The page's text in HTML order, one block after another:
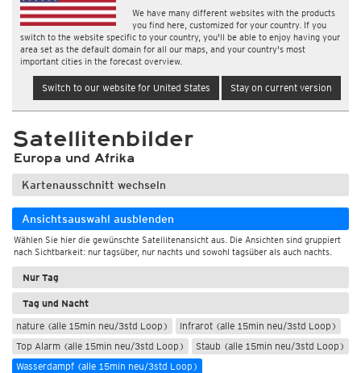
We have many different websites with the products
you find here, customized for your country. If you
switch to the website specific to your country, you'll be able to enjoy having your
area set as the default domain for all our maps, and your country's most
important cities in the forecast overview.
Switch to our website for United States Stay on current version
Satellitenbilder
Europa und Afrika
Kartenausschnitt wechseln
Ansichtsauswahl ausblenden
Wählen Sie hier die gewünschte Satellitenansicht aus. Die Ansichten sind gruppiert
nach Sichtbarkeit: nur tagsüber, nur nachts und sowohl tagsüber als auch nachts.
Nur Tag
Tag und Nacht
nature (alle 15min neu/3std Loop)
Infrarot (alle 15min neu/3std Loop)
Top Alarm (alle 15min neu/3std Loop)
Staub (alle 15min neu/3std Loop)
Wasserdampf (alle 15min neu/3std Loop)